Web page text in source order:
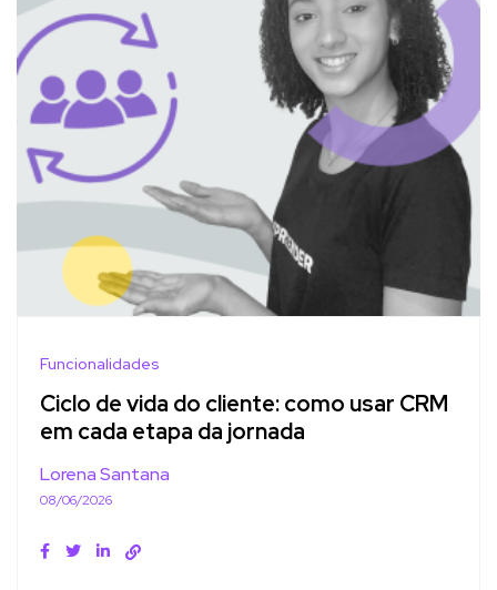
Funcionalidades
Ciclo de vida do cliente: como usar CRM
em cada etapa da jornada
Lorena Santana
08/06/2026